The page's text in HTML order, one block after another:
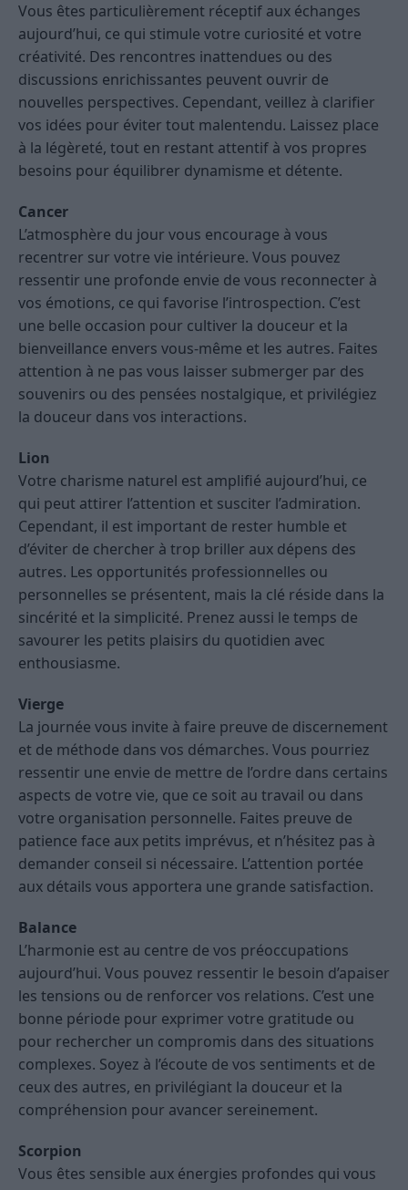
Vous êtes particulièrement réceptif aux échanges
aujourd’hui, ce qui stimule votre curiosité et votre
créativité. Des rencontres inattendues ou des
discussions enrichissantes peuvent ouvrir de
nouvelles perspectives. Cependant, veillez à clarifier
vos idées pour éviter tout malentendu. Laissez place
à la légèreté, tout en restant attentif à vos propres
besoins pour équilibrer dynamisme et détente.
Cancer
L’atmosphère du jour vous encourage à vous
recentrer sur votre vie intérieure. Vous pouvez
ressentir une profonde envie de vous reconnecter à
vos émotions, ce qui favorise l’introspection. C’est
une belle occasion pour cultiver la douceur et la
bienveillance envers vous-même et les autres. Faites
attention à ne pas vous laisser submerger par des
souvenirs ou des pensées nostalgique, et privilégiez
la douceur dans vos interactions.
Lion
Votre charisme naturel est amplifié aujourd’hui, ce
qui peut attirer l’attention et susciter l’admiration.
Cependant, il est important de rester humble et
d’éviter de chercher à trop briller aux dépens des
autres. Les opportunités professionnelles ou
personnelles se présentent, mais la clé réside dans la
sincérité et la simplicité. Prenez aussi le temps de
savourer les petits plaisirs du quotidien avec
enthousiasme.
Vierge
La journée vous invite à faire preuve de discernement
et de méthode dans vos démarches. Vous pourriez
ressentir une envie de mettre de l’ordre dans certains
aspects de votre vie, que ce soit au travail ou dans
votre organisation personnelle. Faites preuve de
patience face aux petits imprévus, et n’hésitez pas à
demander conseil si nécessaire. L’attention portée
aux détails vous apportera une grande satisfaction.
Balance
L’harmonie est au centre de vos préoccupations
aujourd’hui. Vous pouvez ressentir le besoin d’apaiser
les tensions ou de renforcer vos relations. C’est une
bonne période pour exprimer votre gratitude ou
pour rechercher un compromis dans des situations
complexes. Soyez à l’écoute de vos sentiments et de
ceux des autres, en privilégiant la douceur et la
compréhension pour avancer sereinement.
Scorpion
Vous êtes sensible aux énergies profondes qui vous